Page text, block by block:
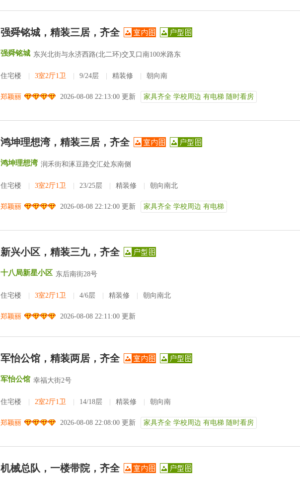
强舜铭城，精装三居，齐全
强舜铭城 东兴北街与永济西路(北二环)交叉口南100米路东
住宅楼 3室2厅1卫 9/24层 精装修 朝向南
郑颖丽 2026-08-08 22:13:00 更新 家具齐全 学校周边 有电梯 随时看房
鸿坤理想湾，精装三居，齐全
鸿坤理想湾 润禾街和涿豆路交汇处东南侧
住宅楼 3室2厅1卫 23/25层 精装修 朝向南北
郑颖丽 2026-08-08 22:12:00 更新 家具齐全 学校周边 有电梯
新兴小区，精装三九，齐全
十八局新星小区 东后南街28号
住宅楼 3室2厅1卫 4/6层 精装修 朝向南北
郑颖丽 2026-08-08 22:11:00 更新
军怡公馆，精装两居，齐全
军怡公馆 幸福大街2号
住宅楼 2室2厅1卫 14/18层 精装修 朝向南
郑颖丽 2026-08-08 22:08:00 更新 家具齐全 学校周边 有电梯 随时看房
机械总队，一楼带院，齐全